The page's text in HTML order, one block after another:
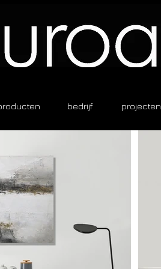
bedrijf projecten